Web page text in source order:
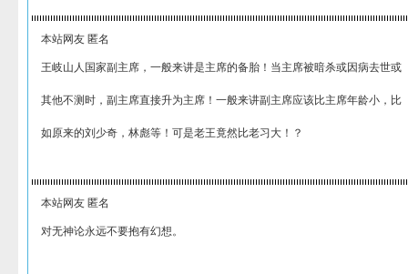
本站网友 匿名
王岐山人国家副主席，一般来讲是主席的备胎！当主席被暗杀或因病去世或
其他不测时，副主席直接升为主席！一般来讲副主席应该比主席年龄小，比
如原来的刘少奇，林彪等！可是老王竟然比老习大！？
本站网友 匿名
对无神论永远不要抱有幻想。